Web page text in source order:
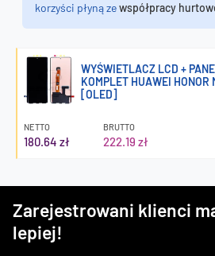
korzyści płyną zewspółpracy
WYŚWIETLACZ LCD +
KOMPLET HUAWEI HONOR
[OLED]
NETTO
180.64 zł
BRUTTO
222.19 zł
Zarejestrowani klienci
lepiej!